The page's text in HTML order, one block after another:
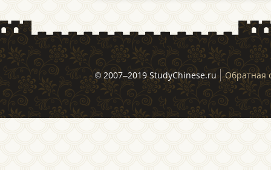
© 2007–2019 StudyChinese.ru Обратная